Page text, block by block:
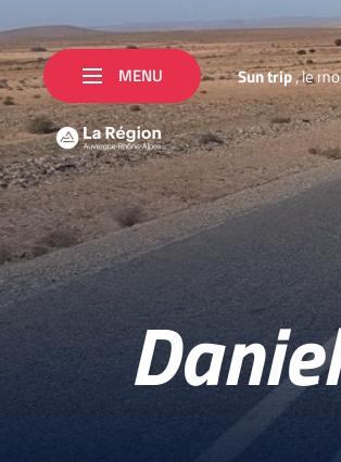
MENU Suntrip,lemo